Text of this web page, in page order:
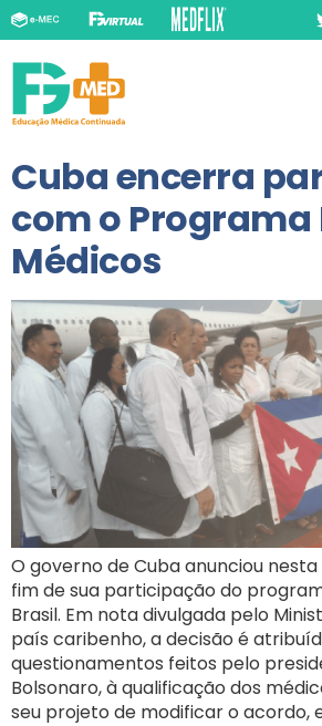
Cuba encerra
com o Programa
Médicos
O governo de Cuba anunciou
fim de sua participação do
Brasil. Em nota divulgada pelo
país caribenho, a decisão é
questionamentos feitos pelo
Bolsonaro, à qualificação dos
seu projeto de modificar o acordo,